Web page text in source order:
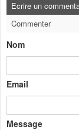
Ecrire un
Commenter
Nom
Email
Message